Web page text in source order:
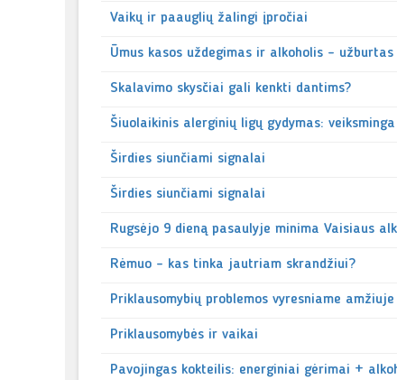
Vaikų ir paauglių žalingi įpročiai
Ūmus kasos uždegimas ir alkoholis -
Skalavimo skysčiai gali kenkti dantims?
Šiuolaikinis alerginių ligų gydymas:
Širdies siunčiami signalai
Širdies siunčiami signalai
Rugsėjo 9 dieną pasaulyje minima Vaisiaus
Rėmuo - kas tinka jautriam skrandžiui?
Priklausomybių problemos vyresniame amžiuje
Priklausomybės ir vaikai
Pavojingas kokteilis: energiniai gėrimai +